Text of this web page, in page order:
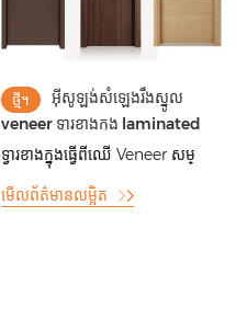
ថ្មី។
អ៊ីសូឡង់សំឡេងរឹងស្នូល
veneer ទ្វារខាងក្នុង laminated
ទ្វារខាងក្នុងធ្វើពីឈើ Veneer សម្
មើលព័ត៌មានលម្អិត